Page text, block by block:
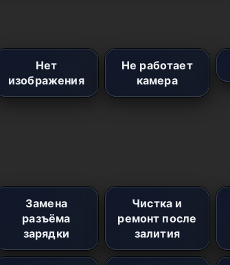
Нет
изображения
Не работает
камера
Замена
разъёма
зарядки
Чистка и
ремонт после
залития